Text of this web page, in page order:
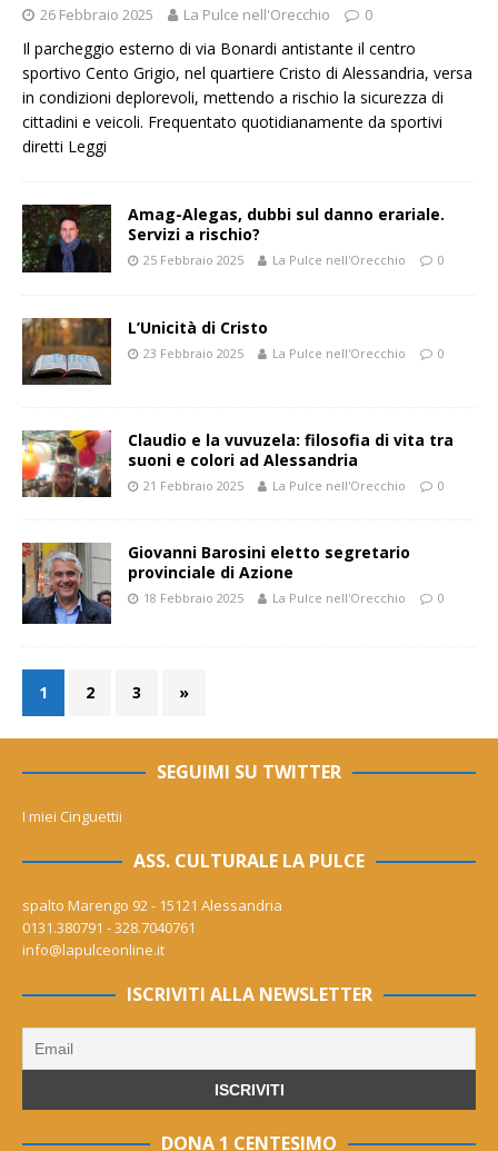
26 Febbraio 2025 La Pulce nell'Orecchio 0
Il parcheggio esterno di via Bonardi antistante il centro
sportivo Cento Grigio, nel quartiere Cristo di Alessandria, versa
in condizioni deplorevoli, mettendo a rischio la sicurezza di
cittadini e veicoli. Frequentato quotidianamente da sportivi
diretti Leggi
Amag-Alegas, dubbi sul danno erariale.
Servizi a rischio?
25 Febbraio 2025 La Pulce nell'Orecchio 0
L’Unicità di Cristo
23 Febbraio 2025 La Pulce nell'Orecchio 0
Claudio e la vuvuzela: filosofia di vita tra
suoni e colori ad Alessandria
21 Febbraio 2025 La Pulce nell'Orecchio 0
Giovanni Barosini eletto segretario
provinciale di Azione
18 Febbraio 2025 La Pulce nell'Orecchio 0
1 2 3 »
SEGUIMI SU TWITTER
I miei Cinguettii
ASS. CULTURALE LA PULCE
spalto Marengo 92 - 15121 Alessandria
0131.380791 - 328.7040761
info@lapulceonline.it
ISCRIVITI ALLA NEWSLETTER
DONA 1 CENTESIMO